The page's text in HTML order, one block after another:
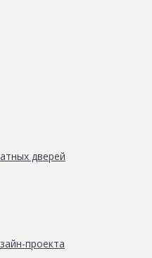
дверей
проекта